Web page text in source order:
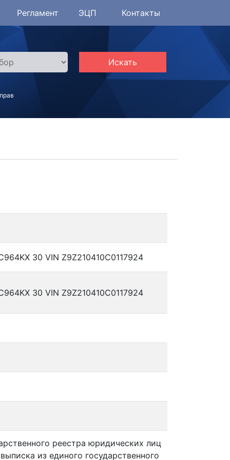
Регламент ЭЦП Контакты
Искать
30 VIN Z9Z210410C0117924
30 VIN Z9Z210410C0117924
реестра юридических лиц
из единого государственного